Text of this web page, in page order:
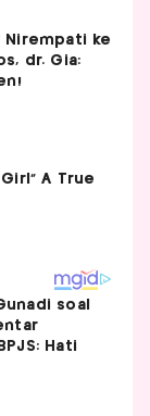
Nirempati ke
dr. Gia:
soal
Hati